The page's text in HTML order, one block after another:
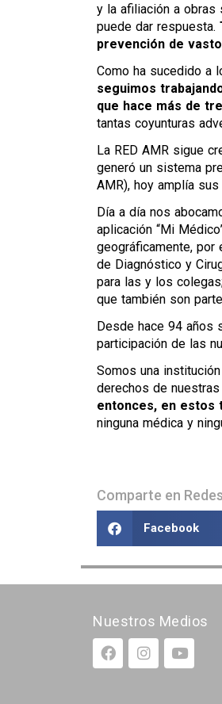
y la afiliación a
puede dar respuesta.
prevención de
Como ha sucedido a
seguimos
que hace más de
tantas coyunturas
La RED AMR sigue
generó un sistema
AMR), hoy amplía
Día a día nos
aplicación “Mi
geográficamente, por
de Diagnóstico y
para las y los
que también son
Desde hace 94 años
participación de las
Somos una
derechos de
entonces, en estos
ninguna médica y
Comparte en
Facebook
Nuestros Medios